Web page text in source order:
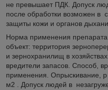
не превышает ПДК. Допуск
после обработки возможен в
защиты кожи и органов
Норма применения
объект: территория
и зернохранилищ в
вредители запасов. Способ,
применения. Опрыскивание,
м2 . Допуск людей в